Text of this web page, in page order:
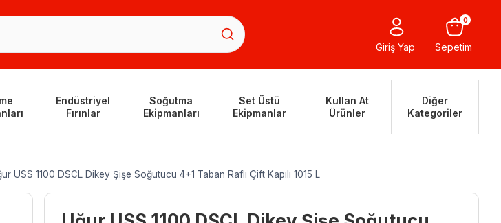
Giriş Yap Sepetim
0
Endüstriyel
Fırınlar
Soğutma
Ekipmanları
Set Üstü
Ekipmanlar
Kullan At
Ürünler
Diğer
Kategoriler
USS 1100 DSCL Dikey Şişe Soğutucu 4+1 Taban Raflı Çift Kapılı 1015 L